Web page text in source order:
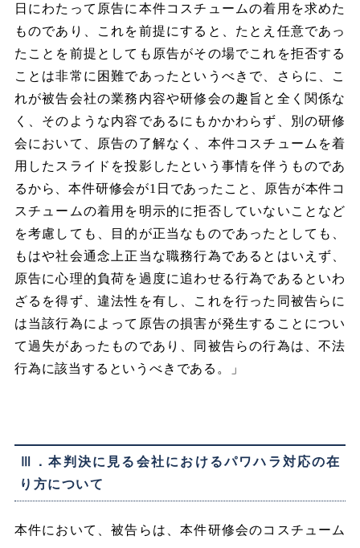
日にわたって原告に本件コスチュームの着用を求めた
ものであり、これを前提にすると、たとえ任意であっ
たことを前提としても原告がその場でこれを拒否する
ことは非常に困難であったというべきで、さらに、こ
れが被告会社の業務内容や研修会の趣旨と全く関係な
く、そのような内容であるにもかかわらず、別の研修
会において、原告の了解なく、本件コスチュームを着
用したスライドを投影したという事情を伴うものであ
るから、本件研修会が1日であったこと、原告が本件コ
スチュームの着用を明示的に拒否していないことなど
を考慮しても、目的が正当なものであったとしても、
もはや社会通念上正当な職務行為であるとはいえず、
原告に心理的負荷を過度に追わせる行為であるといわ
ざるを得ず、違法性を有し、これを行った同被告らに
は当該行為によって原告の損害が発生することについ
て過失があったものであり、同被告らの行為は、不法
行為に該当するというべきである。」
Ⅲ．本判決に見る会社におけるパワハラ対応の在
り方について
本件において、被告らは、本件研修会のコスチューム